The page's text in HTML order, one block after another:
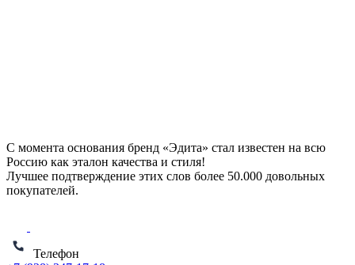
С момента основания бренд «Эдита» стал известен на всю
Россию как эталон качества и стиля!
Лучшее подтверждение этих слов более 50.000 довольных
покупателей.
Телефон